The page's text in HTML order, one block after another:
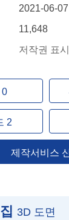
2021-06-07
11,648
저작권 표
0
2
제작서비스
3D 도면